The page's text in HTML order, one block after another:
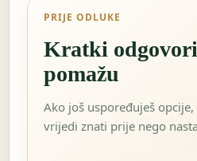
PRIJE ODLUKE
Kratki
pomažu
Ako još uspoređuješ
vrijedi znati prije nego